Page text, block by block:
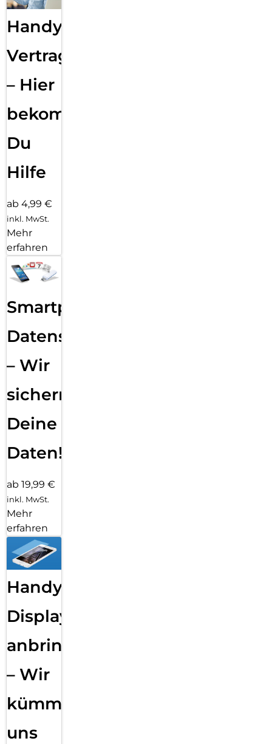
Handy
Vertragsabwicklung
– Hier
bekommst
Du
Hilfe
ab 4,99 €
inkl. MwSt.
Mehr
erfahren
Smartphone
Datensicherung
– Wir
sichern
Deine
Daten!
ab 19,99 €
inkl. MwSt.
Mehr
erfahren
Handy
Displayfolie
anbringen
– Wir
kümmern
uns